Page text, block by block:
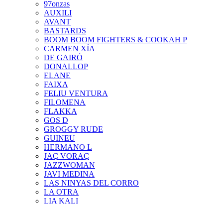
97onzas
AUXILI
AVANT
BASTARDS
BOOM BOOM FIGHTERS & COOKAH P
CARMEN XÍA
DE GAIRÓ
DONALLOP
ELANE
FAIXA
FELIU VENTURA
FILOMENA
FLAKKA
GOS D
GROGGY RUDE
GUINEU
HERMANO L
JAÇ VORAÇ
JAZZWOMAN
JAVI MEDINA
LAS NINYAS DEL CORRO
LA OTRA
LIA KALI